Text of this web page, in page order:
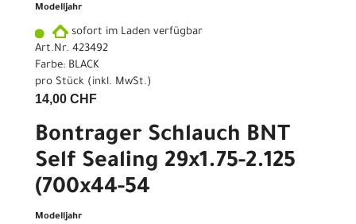
Modelljahr
sofort im Laden verfügbar
Art.Nr. 423492
Farbe: BLACK
pro Stück (inkl. MwSt.)
14,00 CHF
Bontrager Schlauch BNT
Self Sealing 29x1.75-2.125
(700x44-54
Modelljahr